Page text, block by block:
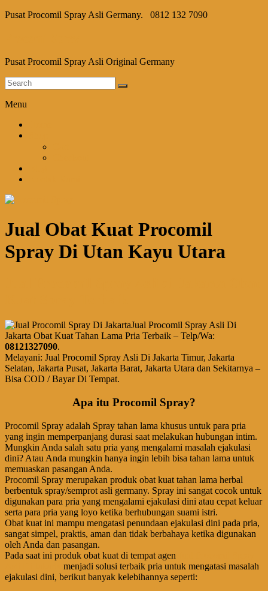
Pusat Procomil Spray Asli Germany. 0812 132 7090
Pusat Procomil Spray Asli Original Germany
Menu
Jual Obat Kuat Procomil
Spray Di Utan Kayu Utara
Jual Procomil Spray Asli Di
Jakarta Obat Kuat Tahan Lama Pria Terbaik – Telp/Wa:
08121327090.
Melayani: Jual Procomil Spray Asli Di Jakarta Timur, Jakarta
Selatan, Jakarta Pusat, Jakarta Barat, Jakarta Utara dan Sekitarnya –
Bisa COD / Bayar Di Tempat.
Apa itu Procomil Spray?
Procomil Spray adalah Spray tahan lama khusus untuk para pria
yang ingin memperpanjang durasi saat melakukan hubungan intim.
Mungkin Anda salah satu pria yang mengalami masalah ejakulasi
dini? Atau Anda mungkin hanya ingin lebih bisa tahan lama untuk
memuaskan pasangan Anda.
Procomil Spray merupakan produk obat kuat tahan lama herbal
berbentuk spray/semprot asli germany. Spray ini sangat cocok untuk
digunakan para pria yang mengalami ejakulasi dini atau cepat keluar
serta para pria yang loyo ketika berhubungan suami istri.
Obat kuat ini mampu mengatasi penundaan ejakulasi dini pada pria,
sangat simpel, praktis, aman dan tidak berbahaya ketika digunakan
oleh Anda dan pasangan.
Pada saat ini produk obat kuat di tempat agen
menjadi solusi terbaik pria untuk mengatasi masalah
ejakulasi dini, berikut banyak kelebihannya seperti: